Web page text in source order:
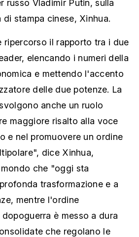
russo Vladimir Putin, sulla
di stampa cinese, Xinhua.
ripercorso il rapporto tra i due
elencando i numeri della
e mettendo l'accento
delle due potenze. La
anche un ruolo
maggiore risalto alla voce
e nel promuovere un ordine
dice Xinhua,
che "oggi sta
trasformazione e a
mentre l'ordine
è messo a dura
che regolano le